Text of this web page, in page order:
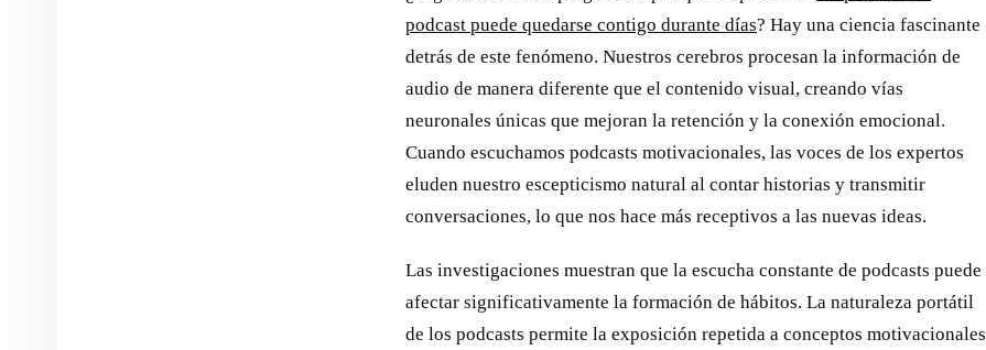
podcast puede quedarse contigo durante días? Hay una ciencia fascinante
detrás de este fenómeno. Nuestros cerebros procesan la información de
audio de manera diferente que el contenido visual, creando vías
neuronales únicas que mejoran la retención y la conexión emocional.
Cuando escuchamos podcasts motivacionales, las voces de los expertos
eluden nuestro escepticismo natural al contar historias y transmitir
conversaciones, lo que nos hace más receptivos a las nuevas ideas.
Las investigaciones muestran que la escucha constante de podcasts puede
afectar significativamente la formación de hábitos. La naturaleza portátil
de los podcasts permite la exposición repetida a conceptos motivacionales